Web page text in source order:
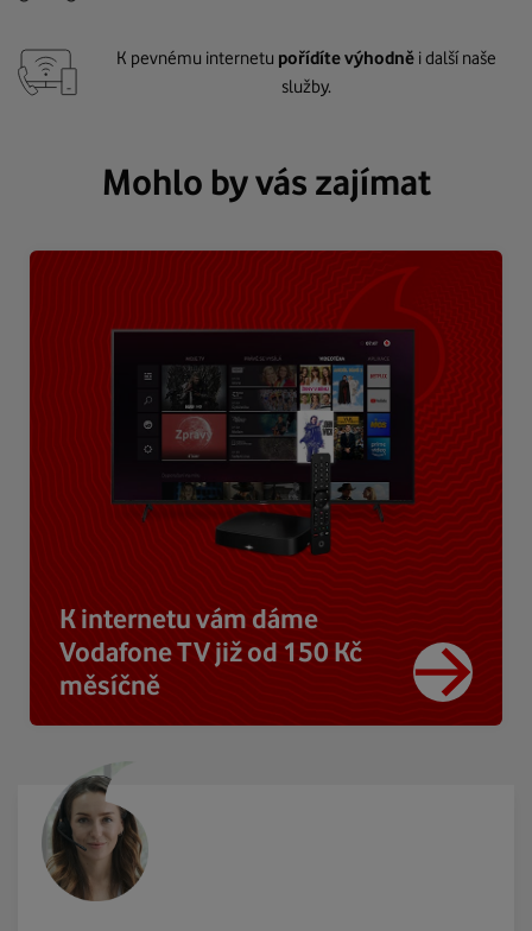
K pevnému internetu pořídíte výhodně i další naše
služby.
Mohlo by vás zajímat
K internetu vám dáme
Vodafone TV již od 150 Kč
měsíčně